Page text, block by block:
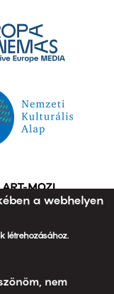
a webhelyen
létrehozásához.
nem